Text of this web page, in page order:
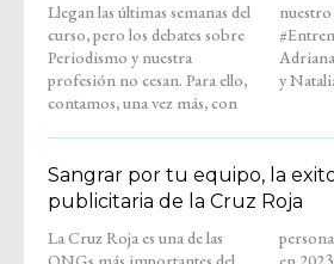
Llegan las últimas semanas del
curso, pero los debates sobre
Periodismo y nuestra
profesión no cesan. Para ello,
contamos, una vez más, con
nuestro propio podcast de
#Entremedios. Laura Jiménez,
Adriana Pérez, Gisela de Mur
y
Sangrar por tu equipo, la
publicitaria de la Cruz Roja
La Cruz Roja es una de las
personas en el mundo, pero